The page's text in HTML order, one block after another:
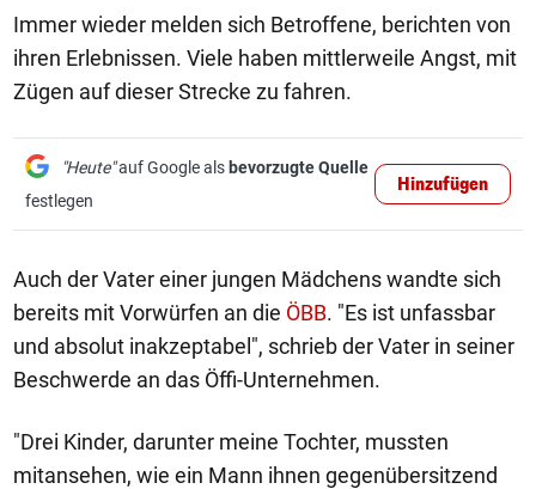
Immer wieder melden sich Betroffene, berichten von
ihren Erlebnissen. Viele haben mittlerweile Angst, mit
Zügen auf dieser Strecke zu fahren.
"Heute"auf Google als bevorzugte Quelle
festlegen
Hinzufügen
Auch der Vater einer jungen Mädchens wandte sich
bereits mit Vorwürfen an die ÖBB. "Es ist unfassbar
und absolut inakzeptabel", schrieb der Vater in seiner
Beschwerde an das Öffi-Unternehmen.
"Drei Kinder, darunter meine Tochter, mussten
mitansehen, wie ein Mann ihnen gegenübersitzend